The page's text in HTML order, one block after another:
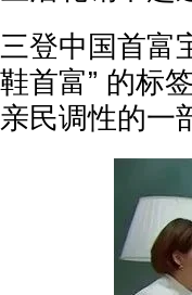
三登中国首富
鞋首富” 的标
亲民调性的一